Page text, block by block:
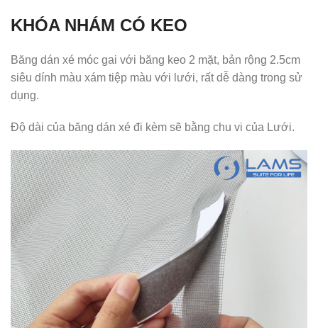
KHÓA NHÁM CÓ KEO
Băng dán xé móc gai với băng keo 2 mặt, bản rộng 2.5cm
siêu dính màu xám tiệp màu với lưới, rất dễ dàng trong sử
dụng.
Độ dài của băng dán xé đi kèm sẽ bằng chu vi của Lưới.